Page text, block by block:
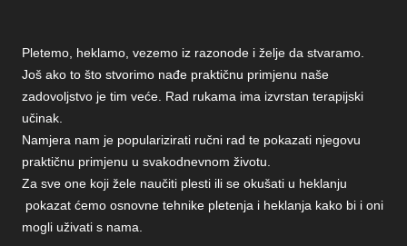
Pletemo, heklamo, vezemo iz razonode i želje da stvaramo.
Još ako to što stvorimo nađe praktičnu primjenu naše
zadovoljstvo je tim veće. Rad rukama ima izvrstan terapijski
učinak.
Namjera nam je popularizirati ručni rad te pokazati njegovu
praktičnu primjenu u svakodnevnom životu.
Za sve one koji žele naučiti plesti ili se okušati u heklanju
pokazat ćemo osnovne tehnike pletenja i heklanja kako bi i oni
mogli uživati s nama.